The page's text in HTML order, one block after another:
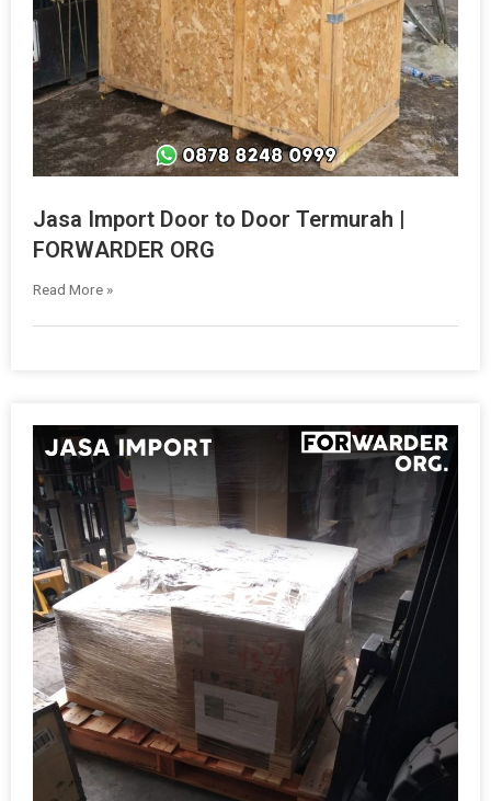
Jasa Import Door to Door Termurah |
FORWARDER ORG
Read More »